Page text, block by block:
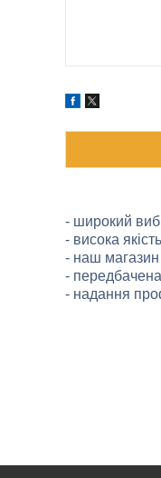
- широкий
- висока
- наш магазин
-
- надання